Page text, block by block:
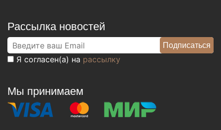
Рассылка новостей
Я согласен(а) на рассылку
Мы принимаем